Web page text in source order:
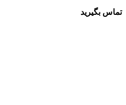
تماس بگیرید